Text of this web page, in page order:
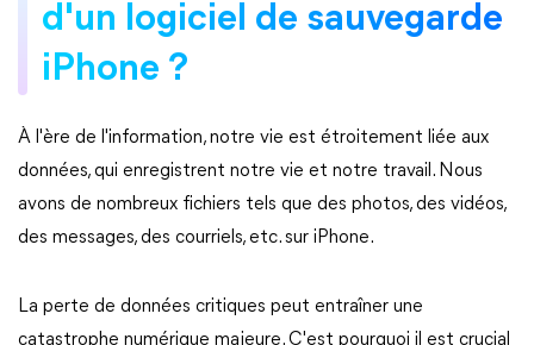
d'un logiciel de sauvegarde
iPhone ?
À l'ère de l'information, notre vie est étroitement liée aux
données, qui enregistrent notre vie et notre travail. Nous
avons de nombreux fichiers tels que des photos, des vidéos,
des messages, des courriels, etc. sur iPhone.
La perte de données critiques peut entraîner une
catastrophe numérique majeure. C'est pourquoi il est crucial